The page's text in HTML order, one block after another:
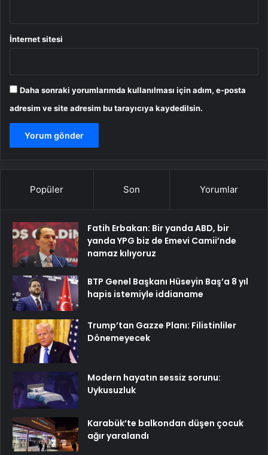
İnternet sitesi
Daha sonraki yorumlarımda kullanılması için adım, e-posta
adresim ve site adresim bu tarayıcıya kaydedilsin.
Popüler Son Yorumlar
Fatih Erbakan: Bir yanda ABD, bir
yanda YPG biz de Emevi Camii’nde
namaz kılıyoruz
BTP Genel Başkanı Hüseyin Baş’a 8 yıl
hapis istemiyle iddianame
Trump’tan Gazze Planı: Filistinliler
Dönemeyecek
Modern hayatın sessiz sorunu:
Uykusuzluk
Karabük’te balkondan düşen çocuk
ağır yaralandı